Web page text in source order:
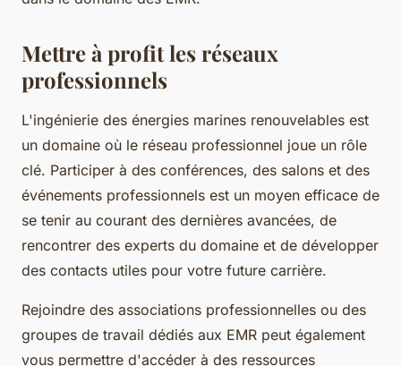
Mettre à profit les réseaux
professionnels
L'ingénierie des énergies marines renouvelables est
un domaine où le réseau professionnel joue un rôle
clé. Participer à des conférences, des salons et des
événements professionnels est un moyen efficace de
se tenir au courant des dernières avancées, de
rencontrer des experts du domaine et de développer
des contacts utiles pour votre future carrière.
Rejoindre des associations professionnelles ou des
groupes de travail dédiés aux EMR peut également
vous permettre d'accéder à des ressources